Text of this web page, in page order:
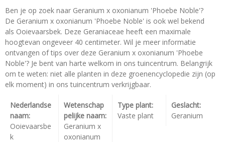
Ben je op zoek naar Geranium x oxonianum 'Phoebe Noble'?
De Geranium x oxonianum 'Phoebe Noble' is ook wel bekend
als Ooievaarsbek. Deze Geraniaceae heeft een maximale
hoogtevan ongeveer 40 centimeter. Wil je meer informatie
ontvangen of tips over deze Geranium x oxonianum 'Phoebe
Noble'? Je bent van harte welkom in ons tuincentrum. Belangrijk
om te weten: niet alle planten in deze groenencyclopedie zijn (op
elk moment) in ons tuincentrum verkrijgbaar.
Nederlandse
naam:
Ooievaarsbe
k
Wetenschap
pelijke naam:
Geranium x
oxonianum
Type plant:
Vaste plant
Geslacht:
Geranium